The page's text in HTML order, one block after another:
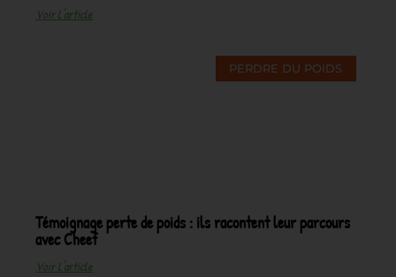
Voir L'article
PERDRE DU POIDS
Témoignage perte de poids : ils racontent leur parcours
avec Cheef
Voir L'article